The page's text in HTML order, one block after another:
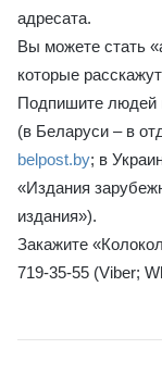
адресата.
Вы можете стать
которые
Подпишите людей
(в Беларуси – в
belpost.by; в
«Издания
издания»).
Закажите
719-35-55 (Viber;